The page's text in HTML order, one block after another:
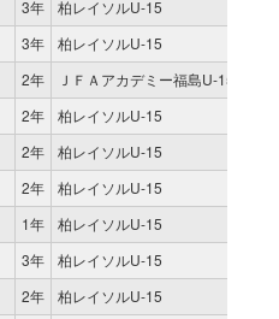
3年 柏レイソルU-15
3年 柏レイソルU-15
2年 ＪＦＡアカデミー福島U-15
2年 柏レイソルU-15
2年 柏レイソルU-15
2年 柏レイソルU-15
1年 柏レイソルU-15
3年 柏レイソルU-15
2年 柏レイソルU-15